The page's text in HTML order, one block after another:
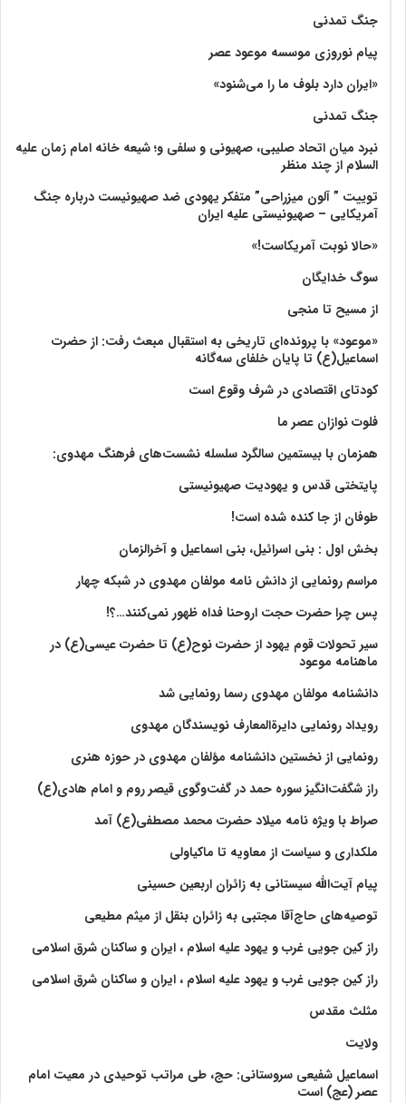
جنگ تمدنی
پیام نوروزی موسسه موعود عصر
«ایران دارد بلوف ما را می‌شنود»
جنگ تمدنی
نبرد میان اتحاد صلیبی، صهیونی و سلفی و؛ شیعه خانه امام زمان علیه
السلام از چند منظر
توییت ” آلون میزراحی” متفکر یهودی ضد صهیونیست درباره جنگ
آمریکایی – صهیونیستی علیه ایران
«حالا نوبت آمریکاست!»
سوگ خدایگان
از مسیح تا منجی
«موعود» با پرونده‌ای تاریخی به استقبال مبعث رفت: از حضرت
اسماعیل(ع) تا پایان خلفای سه‌گانه
کودتای اقتصادی در شرف وقوع است
فلوت نوازان عصر ما
همزمان با بیستمین سالگرد سلسله نشست‌های فرهنگ مهدوی:‌
پایتختی قدس و یهودیت صهیونیستی
طوفان از جا کنده شده است!
بخش اول : بنی اسرائیل، بنی اسماعیل و آخرالزمان
مراسم رونمایی از دانش نامه مولفان مهدوی در شبکه چهار
پس چرا حضرت حجت اروحنا فداه ظهور نمی‌کنند…؟!
سیر تحولات قوم یهود از حضرت نوح(ع) تا حضرت عیسی(ع) در
ماهنامه موعود
دانشنامه مولفان مهدوی رسما رونمایی شد
رویداد رونمایی دایرةالمعارف نویسندگان مهدوی
رونمایی از نخستین دانشنامه مؤلفان مهدوی در حوزه هنری
راز شگفت‌انگیز سوره حمد در گفت‌وگوی قیصر روم و امام هادی(ع)
صراط با ویژه نامه میلاد حضرت محمد مصطفی(ع) آمد
ملکداری و سیاست از معاویه تا ماکیاولی
پیام آیت‌الله سیستانی به زائران اربعین حسینی
توصیه‌های حاج‌آقا مجتبی به زائران بنقل از میثم مطیعی
راز کین جویی غرب و یهود علیه اسلام ، ایران و ساکنان شرق اسلامی
راز کین جویی غرب و یهود علیه اسلام ، ایران و ساکنان شرق اسلامی
مثلث مقدس
ولايت‏
اسماعیل شفیعی سروستانی: حج، طی مراتب توحیدی در معیت امام
عصر (عج) است